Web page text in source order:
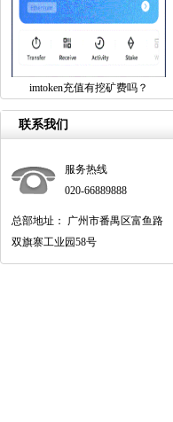
imtoken充值有挖矿费吗？
联系我们
服务热线
020-66889888
总部地址： 广州市番禺区富鱼路
双旗寨工业园58号